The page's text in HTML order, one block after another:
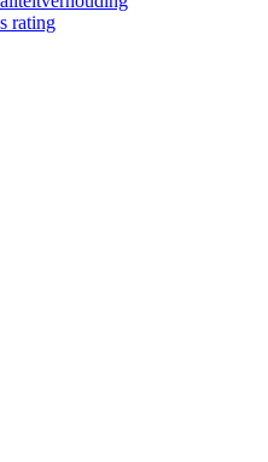
rating